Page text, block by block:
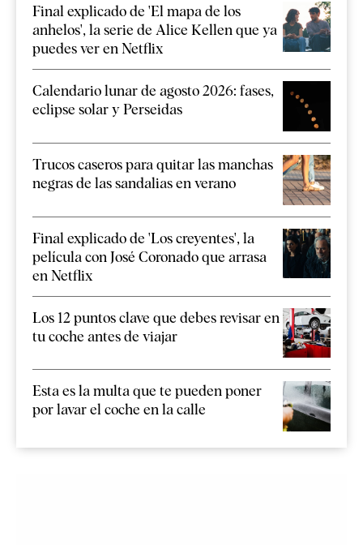
Final explicado de 'El mapa de los
anhelos', la serie de Alice Kellen que ya
puedes ver en Netflix
Calendario lunar de agosto 2026: fases,
eclipse solar y Perseidas
Trucos caseros para quitar las manchas
negras de las sandalias en verano
Final explicado de 'Los creyentes', la
película con José Coronado que arrasa
en Netflix
Los 12 puntos clave que debes revisar en
tu coche antes de viajar
Esta es la multa que te pueden poner
por lavar el coche en la calle